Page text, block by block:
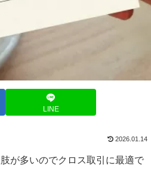
LINE
2026.01.14
が多いのでクロス取引に最適で